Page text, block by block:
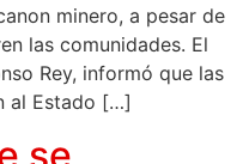
minero, a pesar de
las comunidades. El
Rey, informó que las
al Estado […]